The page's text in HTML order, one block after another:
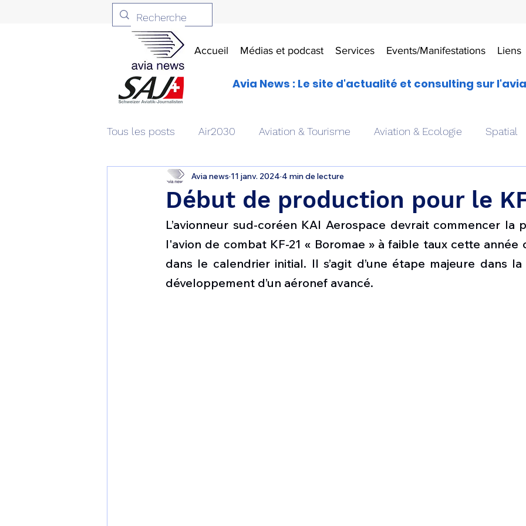
Accueil Médias et podcast Services Events/Manifestations Liens
Avia News : Le site d'actualité et consulting sur
Tous les posts Air2030 Aviation & Tourisme Aviation & Ecologie Spatial
Aviation & Défense Livres Drones aériens
Patrimoine aéronautique Avionique & pilotage Avion expérimental
1 er avril Motorisation Défense sol-air DSA Amphibie Drones
Début de production pour le
Avia news 11 janv. 2024 4 min de lecture
L’avionneur sud-coréen KAI Aerospace devrait commencer la
l'avion de combat KF-21 « Boromae » à faible taux cette année
dans le calendrier initial. Il s’agit d’une étape majeure dans
développement d’un aéronef avancé.